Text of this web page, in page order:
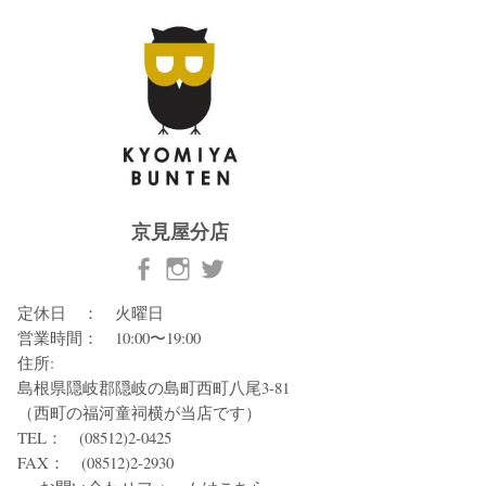
京見屋分店
定休日 ： 火曜日
営業時間： 10:00〜19:00
住所:
島根県隠岐郡隠岐の島町西町八尾3-81
（西町の福河童祠横が当店です）
TEL： (08512)2-0425
FAX： (08512)2-2930